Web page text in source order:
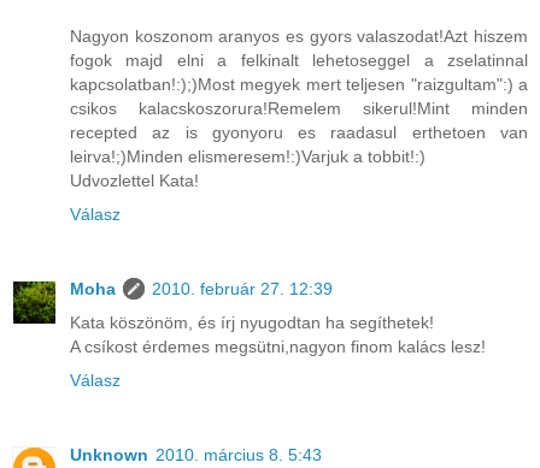
Nagyon koszonom aranyos es gyors valaszodat!Azt hiszem
fogok majd elni a felkinalt lehetoseggel a zselatinnal
kapcsolatban!:);)Most megyek mert teljesen "raizgultam":) a
csikos kalacskoszorura!Remelem sikerul!Mint minden
recepted az is gyonyoru es raadasul erthetoen van
leirva!;)Minden elismeresem!:)Varjuk a tobbit!:)
Udvozlettel Kata!
Válasz
Moha
2010. február 27. 12:39
Kata köszönöm, és írj nyugodtan ha segíthetek!
A csíkost érdemes megsütni,nagyon finom kalács lesz!
Válasz
Unknown 2010. március 8. 5:43